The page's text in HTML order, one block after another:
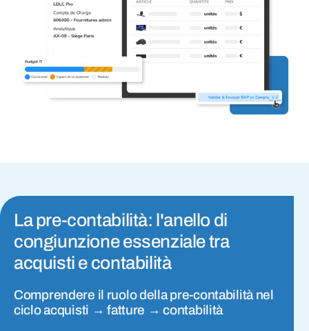
La pre-contabilità: l'anello di
congiunzione essenziale tra
acquisti e contabilità
Comprendere il ruolo della pre-contabilità nel
ciclo acquisti → fatture → contabilità